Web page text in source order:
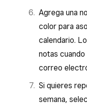
Agrega una
color para
calendario.
notas
correo
Si quieres
semana,